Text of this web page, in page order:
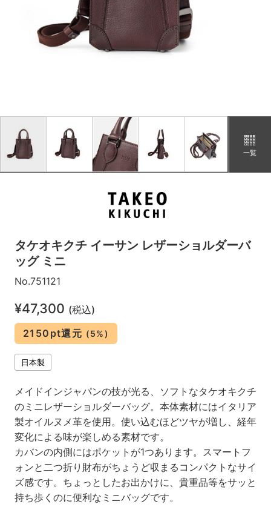
一覧
タケオキクチ イーサン レザーショルダーバ
ッグ ミニ
No.751121
¥47,300 (税込)
2150pt還元 (5%)
日本製
メイドインジャパンの技が光る、ソフトなタケオキクチ
のミニレザーショルダーバッグ。本体素材にはイタリア
製オイルヌメ革を使用。使い込むほどツヤが増し、経年
変化による味が楽しめる素材です。
カバンの内側にはポケットが1つあります。スマートフ
ォンと二つ折り財布がちょうど収まるコンパクトなサイ
ズ感です。ちょっとしたお出かけに、貴重品等をサッと
持ち歩くのに便利なミニバッグです。